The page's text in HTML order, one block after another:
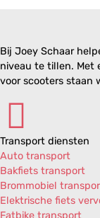
Piaggio Fly 100
Piaggio Fly
Piaggio Fly 125
Piaggio Fly 150
Piaggio Fly 150
Piaggio Fly
Piaggio Fly
Piaggio Fly 50
Piaggio Fly 50
Piaggio Fly 50
Piaggio Fly 50
Piaggio Liberty
Piaggio Liberty
Bij Joey Schaar
niveau te tillen. Met
voor scooters staan
Transport diensten
Auto transport
Bakfiets transport
Brommobiel
Elektrische fiets
Fatbike transport